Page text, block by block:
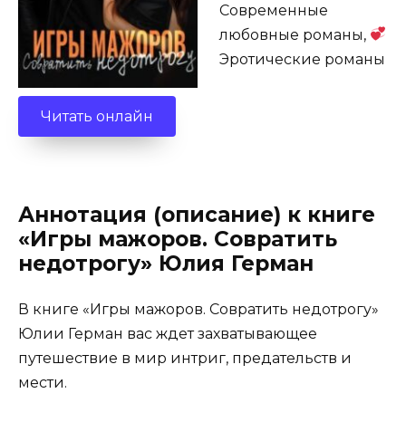
Современные
любовные романы,
Эротические романы
Читать онлайн
Аннотация (описание) к книге
«Игры мажоров. Совратить
недотрогу» Юлия Герман
В книге «Игры мажоров. Совратить недотрогу»
Юлии Герман вас ждет захватывающее
путешествие в мир интриг, предательств и
мести.